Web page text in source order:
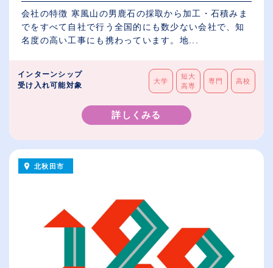
会社の特徴 寒風山の男鹿石の採取から加工・石積みま
でをすべて自社で行う全国的にも数少ない会社で、知
名度の高い工事にも携わっています。地...
インターンシップ
受け入れ可能対象
大学
短大
高専
専門 高校
詳しくみる
北秋田市